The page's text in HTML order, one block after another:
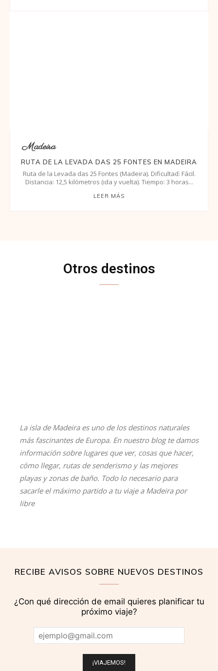
Madeira
RUTA DE LA LEVADA DAS 25 FONTES EN MADEIRA
Ruta de la Levada das 25 Fontes (Madeira). Dificultad: Fácil.
Distancia: 12,5 kilómetros (ida y vuelta). Tiempo: 3 horas...
LEER MÁS
Otros destinos
La isla de Madeira es uno de los destinos naturales
más fascinantes de Europa. En nuestro blog te damos
información sobre lugares que ver, cosas que hacer,
cómo llegar, rutas de senderismo y las mejores
playas y zonas de baño. Todo lo necesario para
sacarle el máximo partido a tu viaje a Madeira por
libre
RECIBE AVISOS SOBRE NUEVOS DESTINOS
¿Con qué dirección de email quieres planificar tu
próximo viaje?